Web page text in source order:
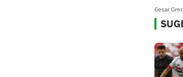
Cesar